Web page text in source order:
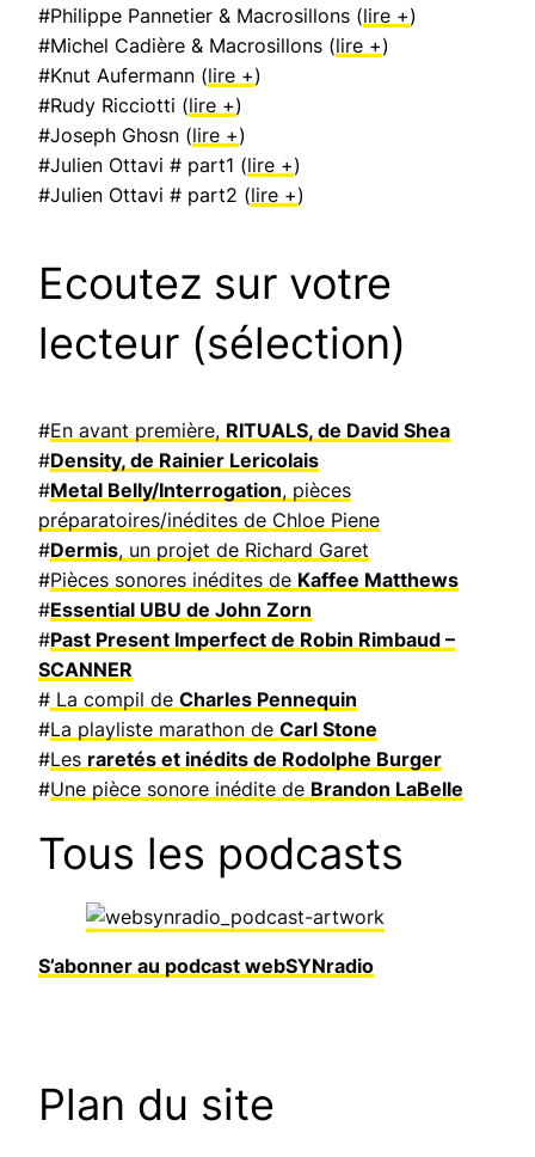
#Philippe Pannetier & Macrosillons (lire +)
#Michel Cadière & Macrosillons (lire +)
#Knut Aufermann (lire +)
#Rudy Ricciotti (lire +)
#Joseph Ghosn (lire +)
#Julien Ottavi # part1 (lire +)
#Julien Ottavi # part2 (lire +)
Ecoutez sur votre
lecteur (sélection)
#En avant première, RITUALS, de David Shea
#Density, de Rainier Lericolais
#Metal Belly/Interrogation, pièces
préparatoires/inédites de Chloe Piene
#Dermis, un projet de Richard Garet
#Pièces sonores inédites de Kaffee Matthews
#Essential UBU de John Zorn
#Past Present Imperfect de Robin Rimbaud –
SCANNER
# La compil de Charles Pennequin
#La playliste marathon de Carl Stone
#Les raretés et inédits de Rodolphe Burger
#Une pièce sonore inédite de Brandon LaBelle
Tous les podcasts
S’abonner au podcast webSYNradio
Plan du site